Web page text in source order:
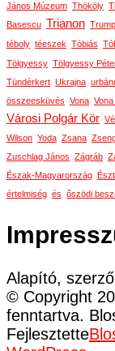
János Múzeum Thököly
Basescu Trianon Trump
téboly téeszek Tóbiás
Tölgyessy Tölgyessy
Tündérkert Ukrajna
összeesküvés Vona
Városi Polgár Kör
Wilson Yoda Zsana
Zuschlag János Zágráb
Észak-Magyarország
értelmiség és őszödi
Alapító,
© Copyright
fenntartva.
Fejlesztette